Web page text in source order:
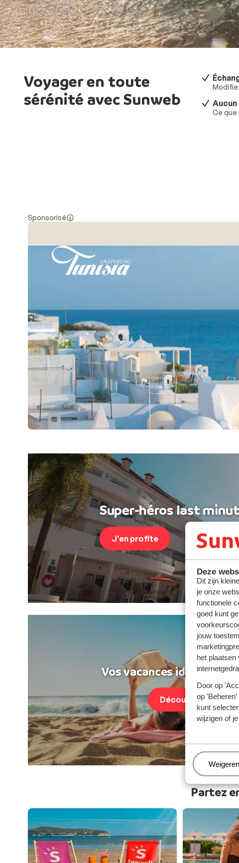
Deze
Dit zijn
je onze
functionele
goed kunt
jouw
het plaatsen
Door op
op
kunt
wijzigen of
Beheren
Weigeren
Voyager en toute
sérénité avec Sunweb
Ce que
Sponsorisé
Super-héros last
J'en profite
Vos vacances idéales au
Découvrir
Partez